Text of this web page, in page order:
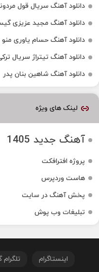
دانلود آهنگ سریال قول
دانلود آهنگ مجید عزیزی
دانلود آهنگ حسام یاوری
دانلود آهنگ تیتراژ سریال
دانلود آهنگ شاهین بنان پدر
لینک های ویژه
آهنگ جدید 1405
پروژه افترافکت
هاست وردپرس
پخش آهنگ در سایت
تبلیغات وب پوش
اینستاگرام